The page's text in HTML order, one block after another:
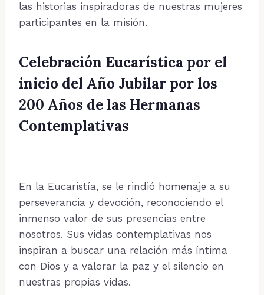
las historias inspiradoras de nuestras mujeres
participantes en la misión.
Celebración Eucarística por el
inicio del Año Jubilar por los
200 Años de las Hermanas
Contemplativas
En la Eucaristía, se le rindió homenaje a su
perseverancia y devoción, reconociendo el
inmenso valor de sus presencias entre
nosotros. Sus vidas contemplativas nos
inspiran a buscar una relación más íntima
con Dios y a valorar la paz y el silencio en
nuestras propias vidas.